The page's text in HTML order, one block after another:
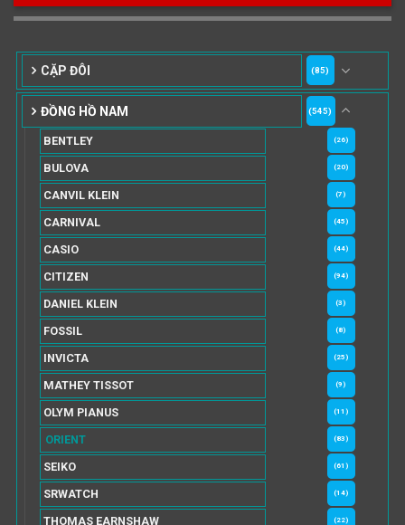
CẶP ĐÔI (85)
ĐỒNG HỒ NAM (545)
BENTLEY (26)
BULOVA (20)
CANVIL KLEIN (7)
CARNIVAL (45)
CASIO (44)
CITIZEN (94)
DANIEL KLEIN (3)
FOSSIL (8)
INVICTA (25)
MATHEY TISSOT (9)
OLYM PIANUS (11)
ORIENT (83)
SEIKO (61)
SRWATCH (14)
THOMAS EARNSHAW (22)